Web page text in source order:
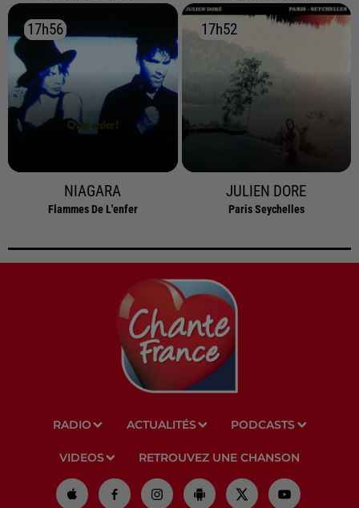
17h56
17h56
NIAGARA
Flammes De L'enfer
17h52
17h52
JULIEN DORE
Paris Seychelles
RADIO ACTUALITÉS PODCASTS
VIDEOS RETROUVEZ UNE CHANSON